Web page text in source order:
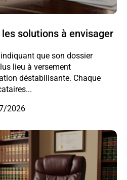
solutions à envisager
que son dossier
lieu à versement
déstabilisante. Chaque
2026